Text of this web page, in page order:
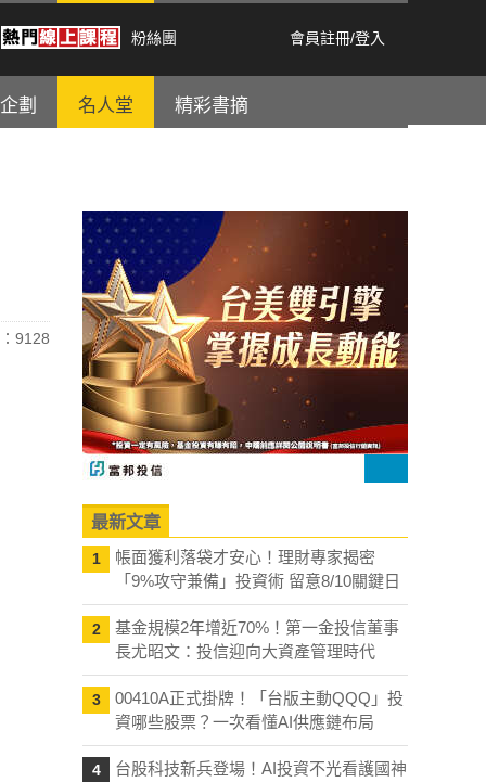
粉絲團 會員註冊/登入
劃 名人堂 精彩書摘
9128
最新文章
1
帳面獲利落袋才安心！理財專家揭密
「9%攻守兼備」投資術 留意8/10關鍵日
2
基金規模2年增近70%！第一金投信董事
長尤昭文：投信迎向大資產管理時代
3
00410A正式掛牌！「台版主動QQQ」投
資哪些股票？一次看懂AI供應鏈布局
4
台股科技新兵登場！AI投資不光看護國神